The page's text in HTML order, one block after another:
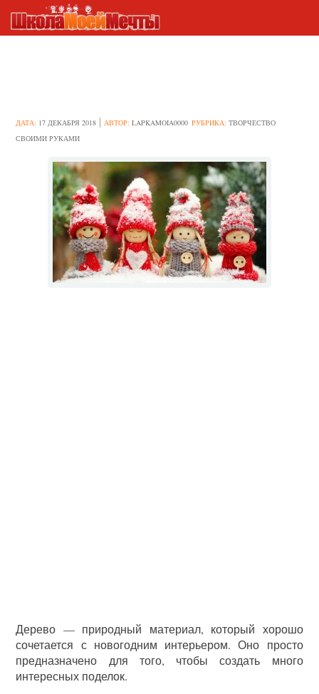
ДАТА: 17 ДЕКАБРЯ 2018 АВТОР:LAPKAMOIA0000 РУБРИКА:ТВОРЧЕСТВО
СВОИМИ РУКАМИ
Дерево — природный материал, который хорошо
сочетается с новогодним интерьером. Оно просто
предназначено для того, чтобы создать много
интересных поделок.